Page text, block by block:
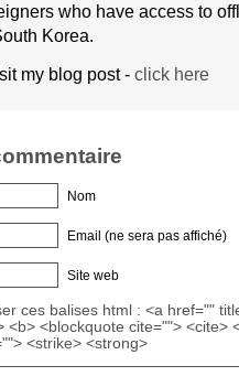
who have access to
Korea.
my blog post - click here
Nom
Email (ne sera pas affiché)
Site web
ces balises html : <a href=""
<b> <blockquote cite=""> <cite>
<strike> <strong>